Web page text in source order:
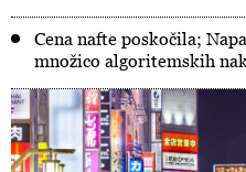
Cena nafte poskočila;
množico algoritemskih